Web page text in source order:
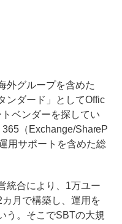
外グループを含めた
ンダード」としてOffic
ベンダーを探してい
（Exchange/ShareP
用サポートを含めた総
統合により、1万ユー
月で構築し、運用を
う。そこでSBTの大規